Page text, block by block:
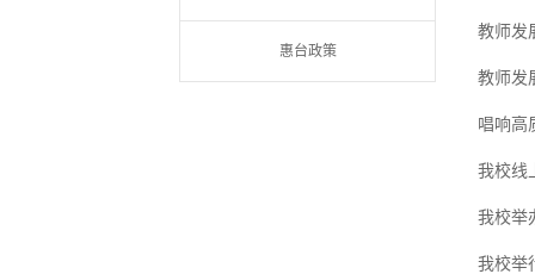
惠台政策
教师发
教师发
唱响高
我校线
我校举
我校举